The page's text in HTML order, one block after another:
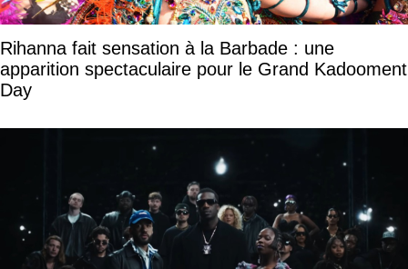
Rihanna fait sensation à la Barbade : une
apparition spectaculaire pour le Grand Kadooment
Day